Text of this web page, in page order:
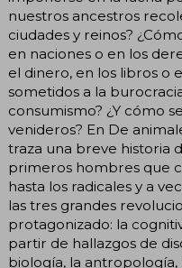
nuestros ancestros
ciudades y reinos?
en naciones o en los
el dinero, en los libros o
sometidos a la
consumismo? ¿Y cómo
venideros? En De
traza una breve historia
primeros hombres que
hasta los radicales y a
las tres grandes
protagonizado: la
partir de hallazgos de
biología, la